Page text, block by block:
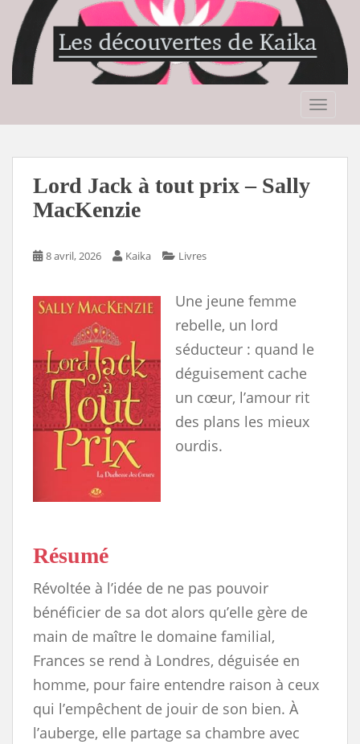
Lord Jack à tout prix – Sally
MacKenzie
8 avril, 2026 Kaika Livres
Une jeune femme
rebelle, un lord
séducteur : quand le
déguisement cache
un cœur, l’amour rit
des plans les mieux
ourdis.
Résumé
Révoltée à l’idée de ne pas pouvoir
bénéficier de sa dot alors qu’elle gère de
main de maître le domaine familial,
Frances se rend à Londres, déguisée en
homme, pour faire entendre raison à ceux
qui l’empêchent de jouir de son bien. À
l’auberge, elle partage sa chambre avec